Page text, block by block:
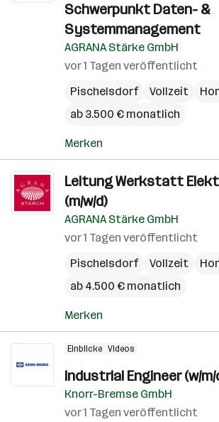
Schwerpunkt Daten- &
Systemmanagement
AGRANA Stärke GmbH
vor 1 Tagen veröffentlicht
Pischelsdorf
Vollzeit
ab 3.500 € monatlich
Merken
Leitung Werkstatt
(m/w/d)
AGRANA Stärke GmbH
vor 1 Tagen veröffentlicht
Pischelsdorf
Vollzeit
ab 4.500 € monatlich
Merken
Einblicke Videos
Industrial Engineer (w/m/
Knorr-Bremse GmbH
vor 1 Tagen veröffentlicht